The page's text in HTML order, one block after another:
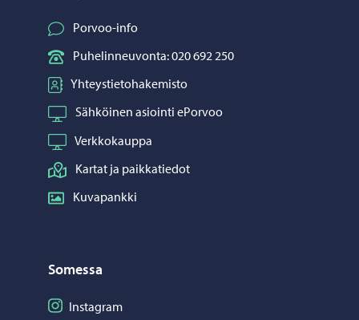
Porvoo-info
Puhelinneuvonta: 020 692 250
Yhteystietohakemisto
Sähköinen asiointi ePorvoo
Verkkokauppa
Kartat ja paikkatiedot
Kuvapankki
Somessa
Seuraa Instagram
Instagram